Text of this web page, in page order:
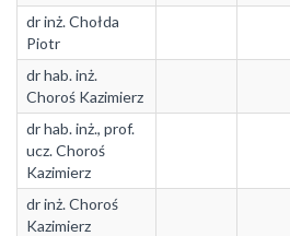
dr inż. Chołda
Piotr
dr hab. inż.
Choroś Kazimierz
dr hab. inż., prof.
ucz. Choroś
Kazimierz
dr inż. Choroś
Kazimierz